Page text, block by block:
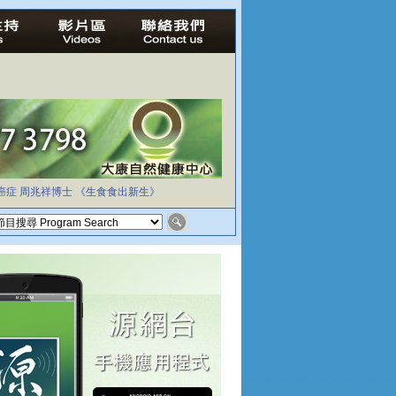
症 周兆祥博士 《生食食出新生》